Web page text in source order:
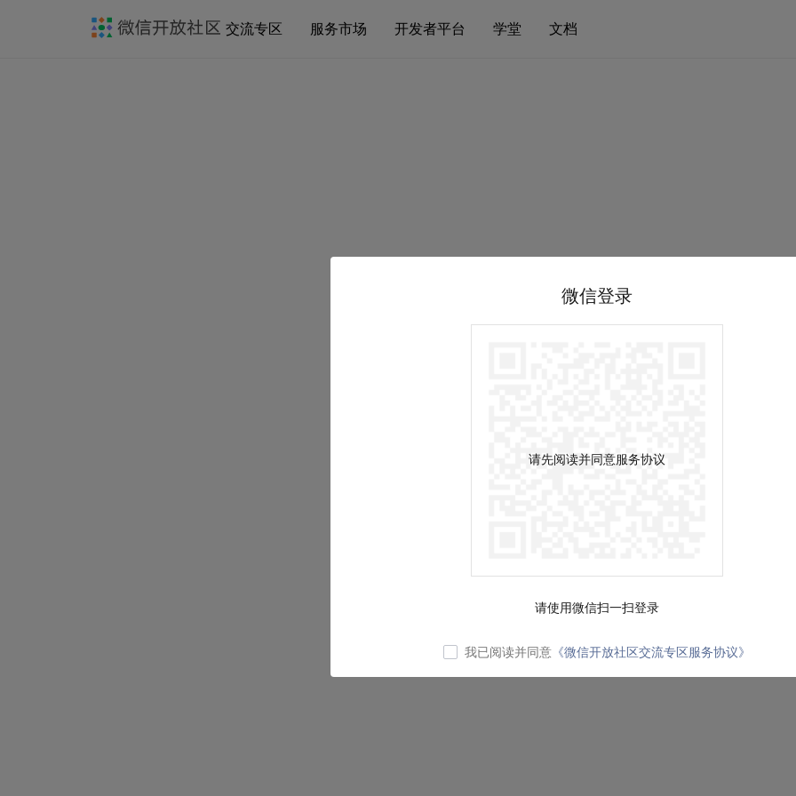
交流专区 服务市场 开发者平台 学堂 文档
微信登录
请先阅读并同意服务协议
请使用微信扫一扫登录
我已阅读并同意 《微信开放社区交流专区服务协议》